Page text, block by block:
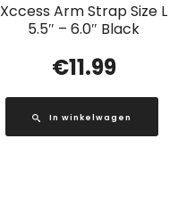
Xccess Arm Strap Size L
5.5″ – 6.0″ Black
€11.99
In winkelwagen